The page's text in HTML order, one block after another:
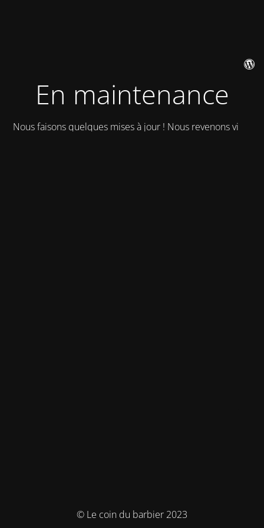
En maintenance
Nous faisons quelques mises à jour ! Nous revenons vite !
© Le coin du barbier 2023